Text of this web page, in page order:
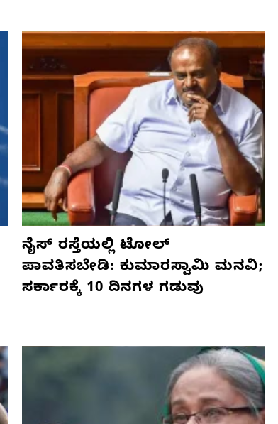
ನೈಸ್ ರಸ್ತೆಯಲ್ಲಿ ಟೋಲ್
ಪಾವತಿಸಬೇಡಿ: ಕುಮಾರಸ್ವಾಮಿ ಮನವಿ;
ಸರ್ಕಾರಕ್ಕೆ 10 ದಿನಗಳ ಗಡುವು